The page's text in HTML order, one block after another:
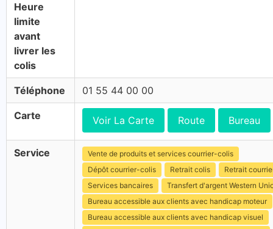
Heure
limite
avant
livrer les
colis
Téléphone 01 55 44 00 00
Carte Voir La Carte Route Bureau
Service
Vente de produits et services courrier-colis
Dépôt courrier-colis
Retrait colis
Retrait
Services bancaires
Transfert d'argent Western
Bureau accessible aux clients avec handicap moteur
Bureau accessible aux clients avec handicap visuel